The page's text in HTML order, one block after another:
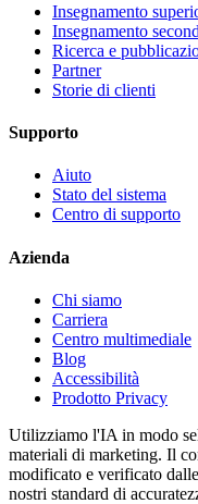
Insegnamento
Insegnamento
Ricerca e
Partner
Storie di clienti
Supporto
Aiuto
Stato del sistema
Centro di supporto
Azienda
Chi siamo
Carriera
Centro multimediale
Blog
Accessibilità
Prodotto Privacy
Utilizziamo l'IA in modo
materiali di marketing. Il
modificato e verificato
nostri standard di